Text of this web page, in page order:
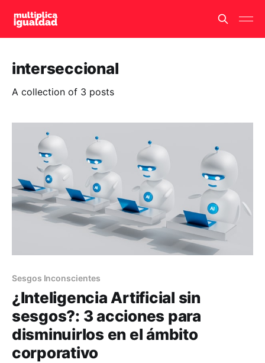
interseccional
A collection of 3 posts
Sesgos Inconscientes
¿Inteligencia Artificial sin
sesgos?: 3 acciones para
disminuirlos en el ámbito
corporativo